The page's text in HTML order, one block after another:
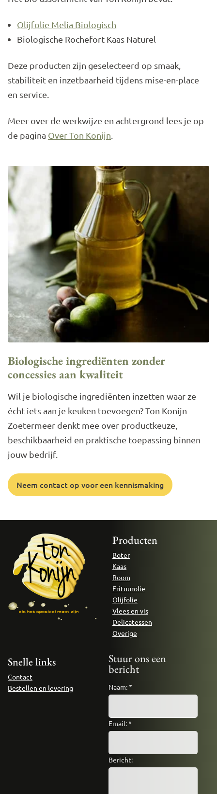
Olijfolie Melia Biologisch
Biologische Rochefort Kaas Naturel
Deze producten zijn geselecteerd op smaak,
stabiliteit en inzetbaarheid tijdens mise-en-place
en service.
Meer over de werkwijze en achtergrond lees je op
de pagina Over Ton Konijn.
Biologische ingrediënten zonder
concessies aan kwaliteit
Wil je biologische ingrediënten inzetten waar ze
écht iets aan je keuken toevoegen? Ton Konijn
Zoetermeer denkt mee over productkeuze,
beschikbaarheid en praktische toepassing binnen
jouw bedrijf.
Neem contact op voor een kennismaking
Producten
Boter
Kaas
Room
Frituurolie
Olijfolie
Vlees en vis
Delicatessen
Overige
Snelle links
Contact
Bestellen en levering
Stuur ons een
bericht
Naam:*
Email:*
Bericht: